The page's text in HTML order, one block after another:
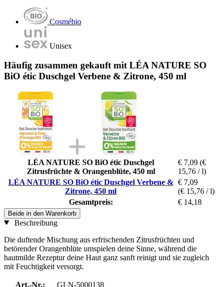
Cosmébio
Unisex
Häufig zusammen gekauft mit LÉA NATURE SO
BiO étic Duschgel Verbene & Zitrone, 450 ml
LÉA NATURE SO BiO étic Duschgel
Zitrusfrüchte & Orangenblüte, 450 ml
€ 7,09 (€
15,76 / l)
LÉA NATURE SO BiO étic Duschgel Verbene &
Zitrone, 450 ml
€ 7,09
(€ 15,76 / l)
Gesamtpreis:
€ 14,18
Beide in den Warenkorb
Beschreibung
Die duftende Mischung aus erfrischenden Zitrusfrüchten und
betörender Orangenblüte umspielen deine Sinne, während die
hautmilde Rezeptur deine Haut ganz sanft reinigt und sie zugleich
mit Feuchtigkeit versorgt.
Art.-Nr.: GLN-5000138